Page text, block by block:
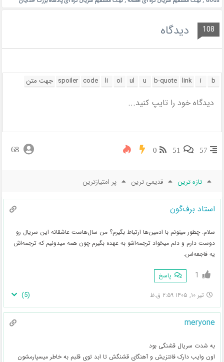
108 دیدگاه
57
51
0
68
تازه ترین قدیمی ترین پر امتیازترین
استاد برف‌گون
سلام. چطور میتونم با ادمین‌ها ارتباط بگیرم؟ من سال‌هاست عاشقانه این سریال رو
دوست دارم و دلم میخواد ترجمه‌اشو به عهده بگیرم چون همه میدونیم که ترجمه‌اش
یه فاجعه‌اس.
1 پاسخ
تیر ۱۰, ۱۴۰۵ ۲:۵۹ ق.ظ (
5
)
meryone
به شدت سریال قشنگی بود
اون وایب دارک فانتزیش و آهنگای قشنگش تا ابد توی قلبم‌ به خاطر میسپارمشون